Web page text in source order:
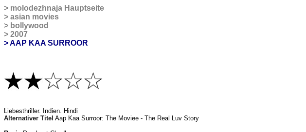
> molodezhnaja Hauptseite
> asian movies
> bollywood
> 2007
> AAP KAA SURROOR
Liebesthriller. Indien. Hindi
Alternativer Titel Aap Kaa Surroor: The Moviee - The Real Luv Story